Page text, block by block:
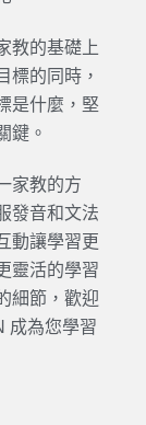
教的基礎上
標的同時，
是什麼，堅
鍵。
家教的方
發音和文法
動讓學習更
靈活的學習
細節，歡迎
成為您學習